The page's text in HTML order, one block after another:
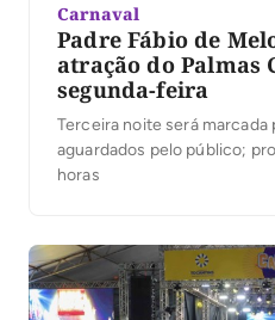
Carnaval
Padre Fábio de
atração do Palmas
segunda-feira
Terceira noite será
aguardados pelo público;
horas